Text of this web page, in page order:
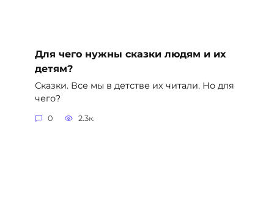
Для чего нужны сказки людям и их
детям?
Сказки. Все мы в детстве их читали. Но для
чего?
0 2.3к.